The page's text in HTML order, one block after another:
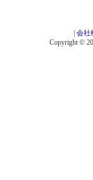
会社
Copyright ©